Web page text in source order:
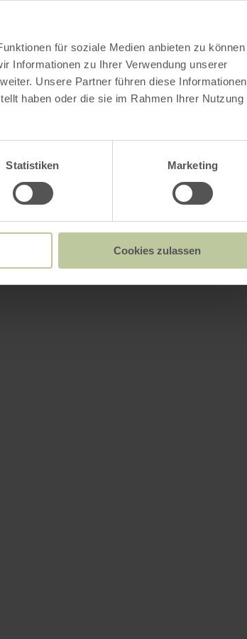
für soziale Medien anbieten zu können
Informationen zu Ihrer Verwendung unserer
Unsere Partner führen diese Informationen
haben oder die sie im Rahmen Ihrer Nutzung
Statistiken Marketing
Cookies zulassen